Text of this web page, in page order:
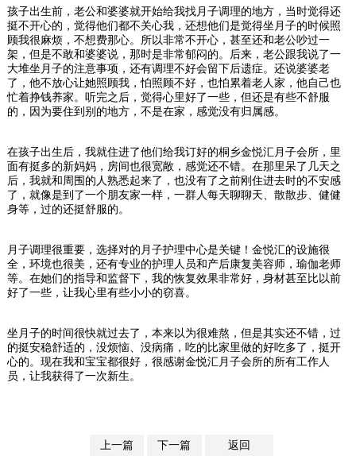
孩子出生前，老公和婆婆就开始给我找月子调理的地方，当时觉得还
挺不开心的，觉得他们都不关心我，还想他们是觉得坐月子的时候照
顾我很麻烦，不想费那心。所以非常不开心，甚至还和老公吵过一
架，但是不敢和婆婆说，那时是非常郁闷的。后来，老公跟我说了一
大堆坐月子的注意事项，还有调理不好会留下后遗症。还说婆婆老
了，他不放心让她照顾我，怕照顾不好，也怕累着老人家，他自己也
忙着挣钱养家。听完之后，觉得心里好了一些，但还是有些不舒服
的，因为要住到别的地方，不是在家，感觉没有归属感。
在孩子出生后，我就住进了他们给我订好的桐乡金悦汇月子会所，里
面有挺多的新妈妈，房间也很宽敞，感觉还不错。在那里呆了几天之
后，我就和周围的人熟悉起来了，也没有了之前刚住进去时的不安感
了，就像是到了一个朋友家一样，一群人每天聊聊天、散散步、健健
身等，过的还挺舒服的。
月子调理很重要，选择对的月子护理中心是关键！金悦汇的设施很
全，环境也很美，还有专业的护理人员和产后康复美容师，瑜伽老师
等。在她们的指导和监督下，我的恢复效果非常好，身材甚至比以前
好了一些，让我心里有些小小的窃喜。
坐月子的时间很快就过去了，本来以为很难熬，但是其实还不错，过
的挺安稳舒适的，没烦恼、没病痛，吃的比家里做的好吃多了，挺开
心的。现在我和宝宝都很好，很感谢金悦汇月子会所的所有工作人
员，让我获得了一次新生。
上一篇 下一篇 返回